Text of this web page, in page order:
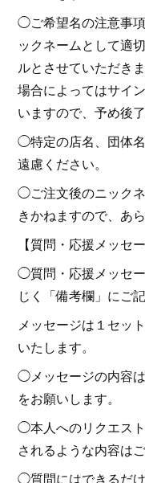
◯ご希望名の注意事
ックネームとして適
ルとさせていただき
場合によってはサイ
いますので、予め後
◯特定の店名、団体
遠慮ください。
◯ご注文後のニック
きかねますので、あ
【質問・応援メッセ
◯質問・応援メッセ
じく「備考欄」にご
メッセージは１セッ
いたします。
◯メッセージの内容
をお願いします。
◯本人へのリクエス
されるような内容は
◯質問にはできるだ